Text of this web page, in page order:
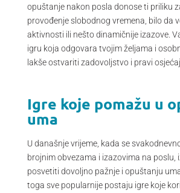
opuštanje nakon posla donose ti priliku
provođenje slobodnog vremena, bilo da
aktivnosti ili nešto dinamičnije izazove.
igru koja odgovara tvojim željama i
lakše ostvariti zadovoljstvo i pravi
Igre koje pomažu u
uma
U današnje vrijeme, kada se
brojnim obvezama i izazovima na poslu,
posvetiti dovoljno pažnje i opuštanju
toga sve popularnije postaju igre koje